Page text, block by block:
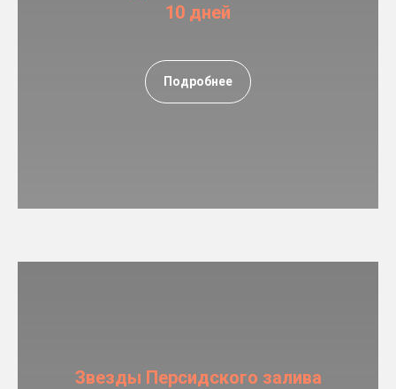
10 дней
Подробнее
Звезды Персидского залива